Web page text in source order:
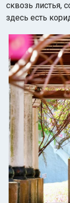
сквозь листья,
здесь есть